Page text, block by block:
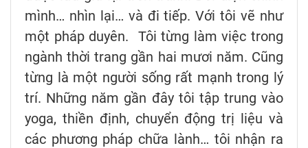
mình… nhìn lại… và đi tiếp. Với tôi vẽ như
một pháp duyên. Tôi từng làm việc trong
ngành thời trang gần hai mươi năm. Cũng
từng là một người sống rất mạnh trong lý
trí. Những năm gần đây tôi tập trung vào
yoga, thiền định, chuyển động trị liệu và
các phương pháp chữa lành… tôi nhận ra